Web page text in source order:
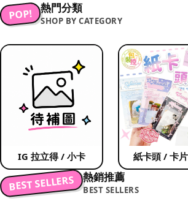
POP! 熱門分類
SHOP BY CATEGORY
IG 拉立得 / 小卡 紙卡頭 / 卡
BEST SELLERS 熱銷推薦
BEST SELLERS